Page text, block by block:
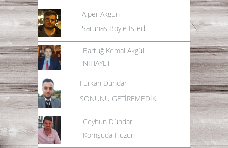
Alper Akgün
Sarunas Böyle İstedi
Bartuğ Kemal Akgül
NİHAYET
Furkan Dündar
SONUNU GETİREMEDİK
Ceyhun Dündar
Komşuda Hüzün